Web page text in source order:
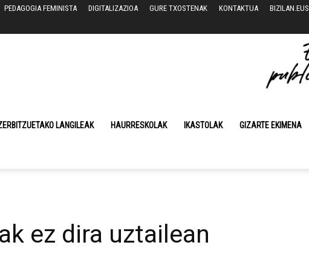
PEDAGOGIA FEMINISTA DIGITALIZAZIOA GURE TXOSTENAK KONTAKTUA BIZILAN.EUS
LANGILEAK HAURRESKOLAK IKASTOLAK GIZARTE EKIMENA
ez dira uztailean